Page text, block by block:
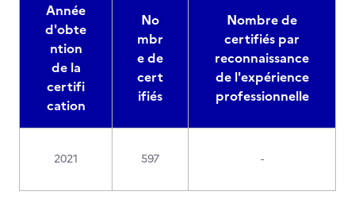
Année
d'obte
ntion
de la
certifi
cation
No
mbr
e de
cert
ifiés
Nombre de
certifiés par
reconnaissance
de l'expérience
professionnelle
2021 597 -